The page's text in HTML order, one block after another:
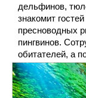
дельфинов,
знакомит
пресноводных
пингвинов.
обитателей, а